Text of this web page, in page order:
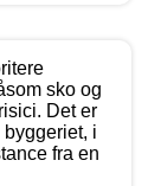
sko og
Det er
i
fra en